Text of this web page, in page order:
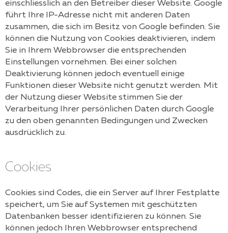
einschliesslich an den Betreiber dieser Website. Google
führt Ihre IP-Adresse nicht mit anderen Daten
zusammen, die sich im Besitz von Google befinden. Sie
können die Nutzung von Cookies deaktivieren, indem
Sie in Ihrem Webbrowser die entsprechenden
Einstellungen vornehmen. Bei einer solchen
Deaktivierung können jedoch eventuell einige
Funktionen dieser Website nicht genutzt werden. Mit
der Nutzung dieser Website stimmen Sie der
Verarbeitung Ihrer persönlichen Daten durch Google
zu den oben genannten Bedingungen und Zwecken
ausdrücklich zu.
Cookies
Cookies sind Codes, die ein Server auf Ihrer Festplatte
speichert, um Sie auf Systemen mit geschützten
Datenbanken besser identifizieren zu können. Sie
können jedoch Ihren Webbrowser entsprechend